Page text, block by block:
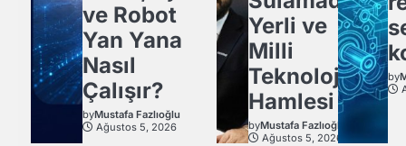
ve Robot
Yan Yana
Nasıl
Çalışır?
byMustafa Fazlıoğlu
Ağustos 5, 2026
Yerli ve
Milli
Teknoloji
Hamlesi
byMustafa Fazlıoğlu
Ağustos 5, 2026
by